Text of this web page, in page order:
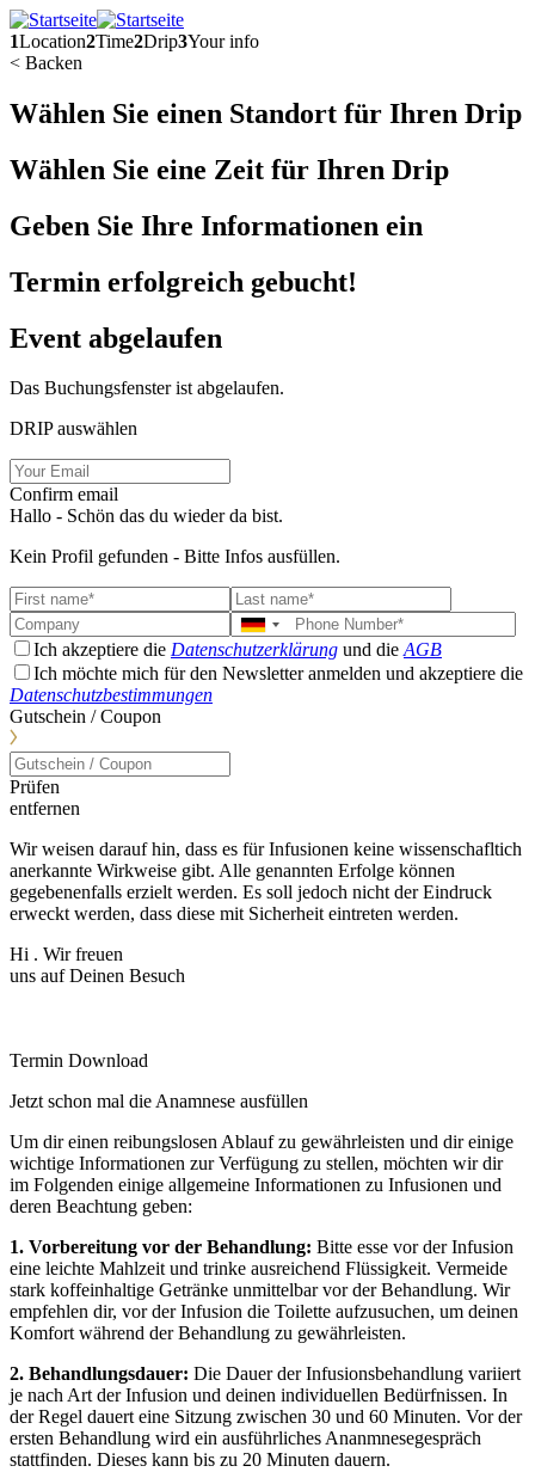
1Location2Time2Drip3Your info
< Backen
Wählen Sie einen Standort für Ihren Drip
Wählen Sie eine Zeit für Ihren Drip
Geben Sie Ihre Informationen ein
Termin erfolgreich gebucht!
Event abgelaufen
Das Buchungsfenster ist abgelaufen.
DRIP auswählen
Confirm email
Hallo - Schön das du wieder da bist.
Kein Profil gefunden - Bitte Infos ausfüllen.
Ich akzeptiere die Datenschutzerklärung und dieAGB
Ich möchte mich für den Newsletter anmelden und akzeptiere die
Datenschutzbestimmungen
Gutschein / Coupon
Prüfen
entfernen
Wir weisen darauf hin, dass es für Infusionen keine wissenschafltich
anerkannte Wirkweise gibt. Alle genannten Erfolge können
gegebenenfalls erzielt werden. Es soll jedoch nicht der Eindruck
erweckt werden, dass diese mit Sicherheit eintreten werden.
Hi . Wir freuen
uns auf Deinen Besuch
Termin Download
Jetzt schon mal die Anamnese ausfüllen
Um dir einen reibungslosen Ablauf zu gewährleisten und dir einige
wichtige Informationen zur Verfügung zu stellen, möchten wir dir
im Folgenden einige allgemeine Informationen zu Infusionen und
deren Beachtung geben:
1. Vorbereitung vor der Behandlung: Bitte esse vor der Infusion
eine leichte Mahlzeit und trinke ausreichend Flüssigkeit. Vermeide
stark koffeinhaltige Getränke unmittelbar vor der Behandlung. Wir
empfehlen dir, vor der Infusion die Toilette aufzusuchen, um deinen
Komfort während der Behandlung zu gewährleisten.
2. Behandlungsdauer: Die Dauer der Infusionsbehandlung variiert
je nach Art der Infusion und deinen individuellen Bedürfnissen. In
der Regel dauert eine Sitzung zwischen 30 und 60 Minuten. Vor der
ersten Behandlung wird ein ausführliches Ananmnesegespräch
stattfinden. Dieses kann bis zu 20 Minuten dauern.